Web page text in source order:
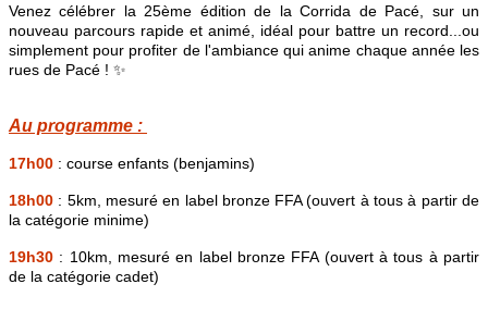
Venez célébrer la 25ème édition de la Corrida de Pacé, sur un
nouveau parcours rapide et animé, idéal pour battre un record...ou
simplement pour profiter de l'ambiance qui anime chaque année les
rues de Pacé ! ✨
Au programme :
17h00 : course enfants (benjamins)
18h00 : 5km, mesuré en label bronze FFA (ouvert à tous à partir de
la catégorie minime)
19h30 : 10km, mesuré en label bronze FFA (ouvert à tous à partir
de la catégorie cadet)